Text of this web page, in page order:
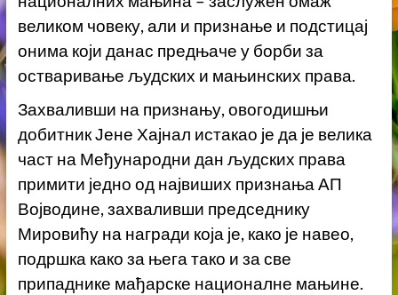
великом човеку, али и признање и подстицај
онима који данас предњаче у борби за
остваривање људских и мањинских права.
Захваливши на признању, овогодишњи
добитник Јене Хајнал истакао је да је велика
част на Међународни дан људских права
примити једно од највиших признања АП
Војводине, захваливши председнику
Мировићу на награди која је, како је навео,
подршка како за њега тако и за све
припаднике мађарске националне мањине.